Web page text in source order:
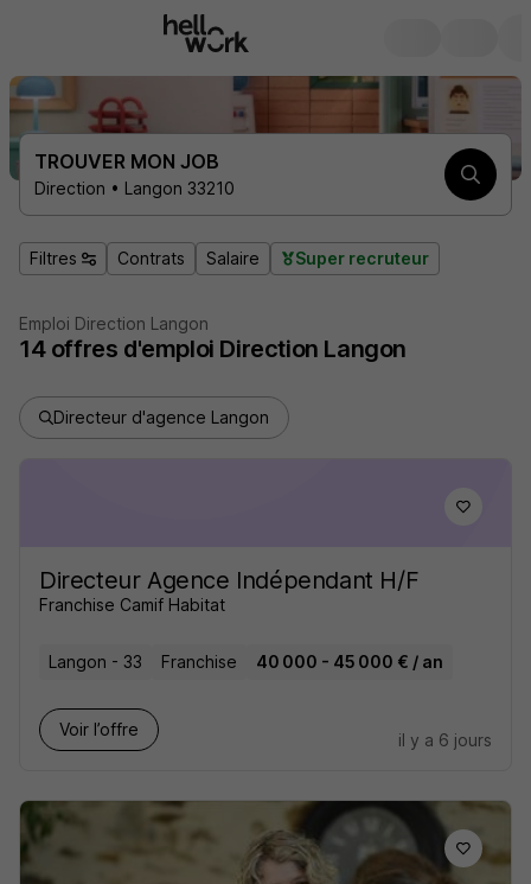
TROUVER MON JOB
Direction • Langon 33210
Filtres Contrats Salaire Super recruteur
Emploi Direction Langon
14 offres d'emploi Direction Langon
Directeur d'agence Langon
Directeur Agence Indépendant H/F
Franchise Camif Habitat
Langon - 33 Franchise 40 000 - 45 000 € / an
Voir l’offre
il y a 6 jours